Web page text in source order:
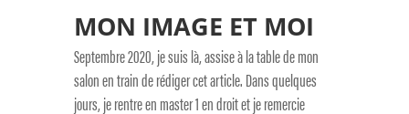
MON IMAGE ET MOI
Septembre 2020, je suis là, assise à la table de mon
salon en train de rédiger cet article. Dans quelques
jours, je rentre en master 1 en droit et je remercie